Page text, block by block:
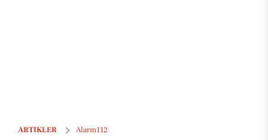
ARTIKLER Alarm112
To fulde mænd skabte uro på Vesterbrogade i Gilleleje